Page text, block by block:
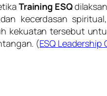
Training ESQ
kecerdasan
kekuatan tersebut
(ESQ Leadership